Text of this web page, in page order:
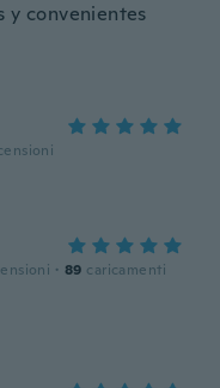
y convenientes
· 89 caricamenti